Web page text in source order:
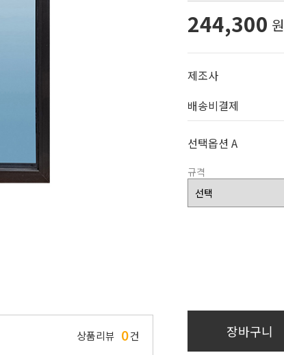
상품리뷰 0건
244,300 원
제조사
배송비결제
선택옵션 A
규격
장바구니